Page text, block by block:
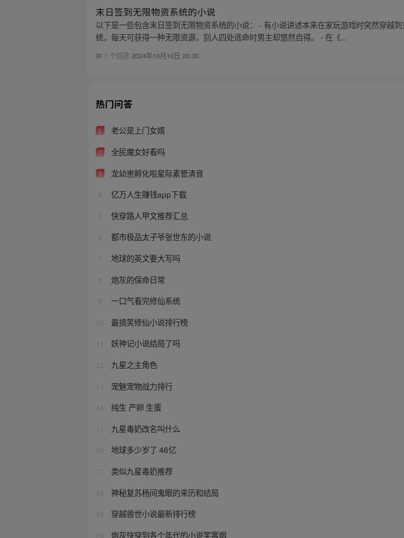
末日签到无限物资系统的小说
以下是一些包含末日签到无限物资系统的小说： - 有小说讲述本来在家玩游戏时突然穿越
统，每天可获得一种无限资源，别人四处逃命时男主却悠然自得。 - 在《...
1 个回答2024年10月10日 20:30
热门问答
1 老公是上门女婿
2 全民魔女好看吗
3 龙幼崽孵化啦星际素管清音
4 亿万人生赚钱app下载
5 快穿路人甲文推荐汇总
6 都市极品太子爷张世东的小说
7 地球的英文要大写吗
8 炮灰的保命日常
9 一口气看完修仙系统
10 最搞笑修仙小说排行榜
妖神记小说结局了吗
12 九星之主角色
13 宠魅宠物战力排行
14 纯生 产卵 生蛋
15 九星毒奶改名叫什么
16 地球多少岁了 46亿
17 类似九星毒奶推荐
18 神秘复苏杨间鬼眼的来历和结局
19 穿越兽世小说最新排行榜
20 炮灰快穿到各个年代的小说笑寒烟